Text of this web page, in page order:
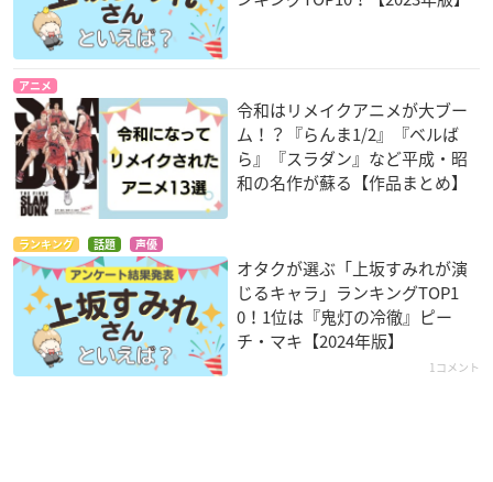
アニメ
令和はリメイクアニメが大ブー
ム！？『らんま1/2』『ベルば
ら』『スラダン』など平成・昭
和の名作が蘇る【作品まとめ】
ランキング 話題 声優
オタクが選ぶ「上坂すみれが演
じるキャラ」ランキングTOP1
0！1位は『鬼灯の冷徹』ピー
チ・マキ【2024年版】
1コメント